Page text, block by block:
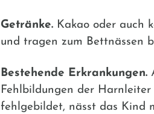
Getränke. Kakao oder auch
und tragen zum Bettnässen
Bestehende Erkrankungen.
Fehlbildungen der
fehlgebildet, nässt das Kind